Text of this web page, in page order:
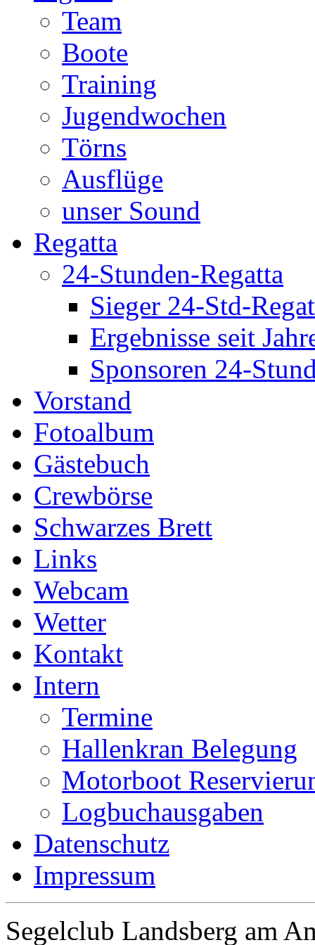
Team
Boote
Training
Jugendwochen
Törns
Ausflüge
unser Sound
Regatta
24-Stunden-Regatta
Sieger 24-Std-
Ergebnisse seit
Sponsoren 24-
Vorstand
Fotoalbum
Gästebuch
Crewbörse
Schwarzes Brett
Links
Webcam
Wetter
Kontakt
Intern
Termine
Hallenkran Belegung
Motorboot
Logbuchausgaben
Datenschutz
Impressum
Segelclub Landsberg am